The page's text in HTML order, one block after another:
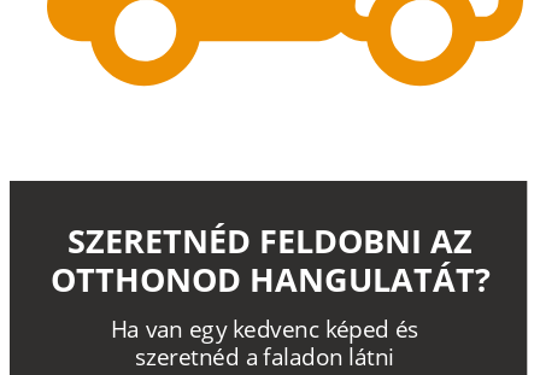
Ha van egy kedvenc képed és
szeretnéd a faladon látni
SZERETNÉD FELDOBNI AZ
OTTHONOD HANGULATÁT?